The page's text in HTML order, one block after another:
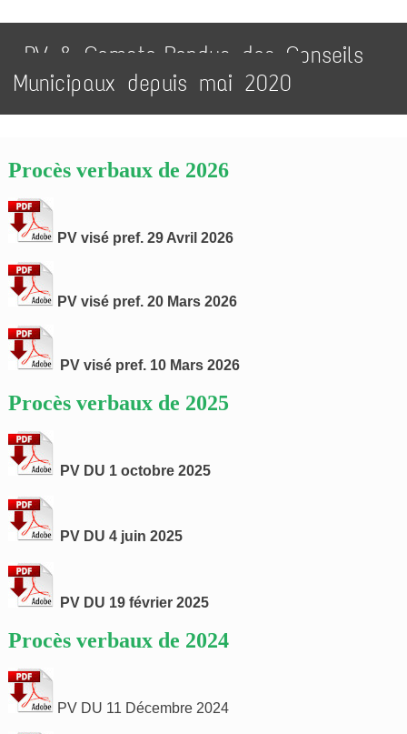
PV & Compte-Rendus des Conseils
Municipaux depuis mai 2020
Procès verbaux de 2026
PV visé pref. 29 Avril 2026
PV visé pref. 20 Mars 2026
PV visé pref. 10 Mars 2026
Procès verbaux de 2025
PV DU 1 octobre 2025
PV DU 4 juin 2025
PV DU 19 février 2025
Procès verbaux de 2024
PV DU 11 Décembre 2024